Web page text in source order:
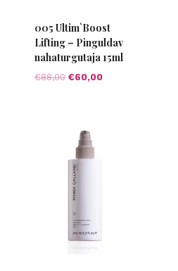
005 Ultim`Boost
Lifting – Pinguldav
nahaturgutaja 15ml
€88,00 Algne
€60,00Current